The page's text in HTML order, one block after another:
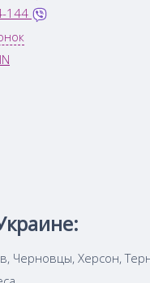
144
Черновцы, Херсон,